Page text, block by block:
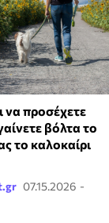
να προσέχετε
βόλτα το
το καλοκαίρι
07.15.2026 -